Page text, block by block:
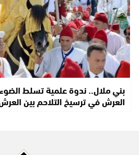
بني ملال.. ندوة علمية تسلط
العرش في ترسيخ التلاحم بين